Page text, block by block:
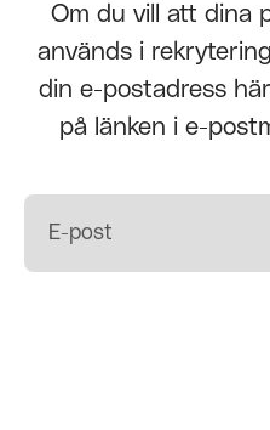
Om du vill att dina
används i
din e-postadress
på länken i e-